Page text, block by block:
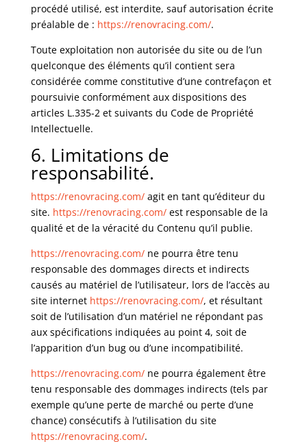
procédé utilisé, est interdite, sauf autorisation écrite
préalable de : https://renovracing.com/.
Toute exploitation non autorisée du site ou de l’un
quelconque des éléments qu’il contient sera
considérée comme constitutive d’une contrefaçon et
poursuivie conformément aux dispositions des
articles L.335-2 et suivants du Code de Propriété
Intellectuelle.
6. Limitations de
responsabilité.
https://renovracing.com/agit en tant qu’éditeur du
site. https://renovracing.com/est responsable de la
qualité et de la véracité du Contenu qu’il publie.
https://renovracing.com/ne pourra être tenu
responsable des dommages directs et indirects
causés au matériel de l’utilisateur, lors de l’accès au
site internet https://renovracing.com/, et résultant
soit de l’utilisation d’un matériel ne répondant pas
aux spécifications indiquées au point 4, soit de
l’apparition d’un bug ou d’une incompatibilité.
https://renovracing.com/ne pourra également être
tenu responsable des dommages indirects (tels par
exemple qu’une perte de marché ou perte d’une
chance) consécutifs à l’utilisation du site
https://renovracing.com/.